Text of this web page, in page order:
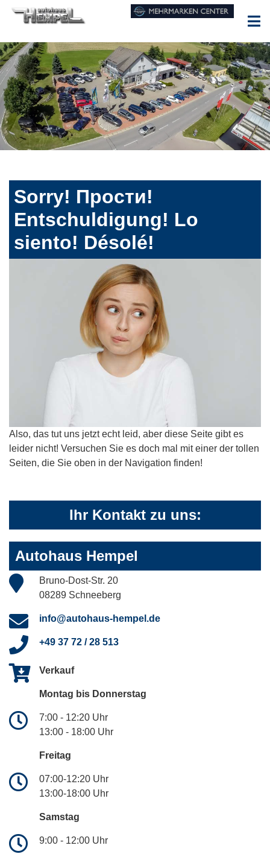
Sorry! Прости!
Entschuldigung! Lo
siento! Désolé!
Also, das tut uns jetzt echt leid, aber diese Seite gibt es
leider nicht! Versuchen Sie es doch mal mit einer der tollen
Seiten, die Sie oben in der Navigation finden!
Ihr Kontakt zu uns:
Autohaus Hempel
Bruno-Dost-Str. 20
08289 Schneeberg
info@autohaus-hempel.de
+49 37 72 / 28 513
Verkauf
Montag bis Donnerstag
7:00 - 12:20 Uhr
13:00 - 18:00 Uhr
Freitag
07:00-12:20 Uhr
13:00-18:00 Uhr
Samstag
9:00 - 12:00 Uhr